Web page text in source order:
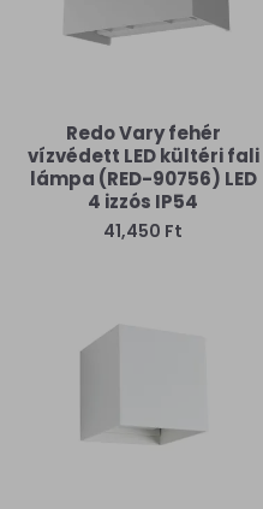
Redo Vary fehér
vízvédett LED kültéri fali
lámpa (RED-90756) LED
4 izzós IP54
41,450 Ft